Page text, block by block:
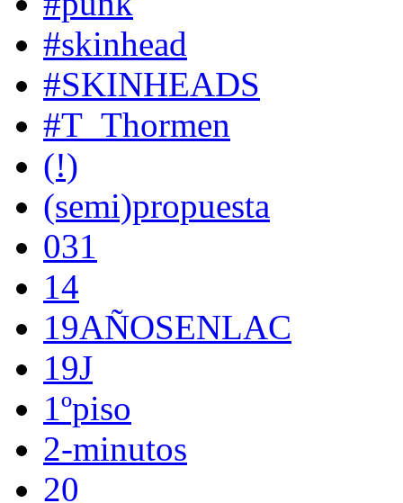
#skinhead
#SKINHEADS
#T_Thormen
(!)
(semi)propuesta
031
14
19AÑOSENLAC
19J
1ºpiso
2-minutos
20